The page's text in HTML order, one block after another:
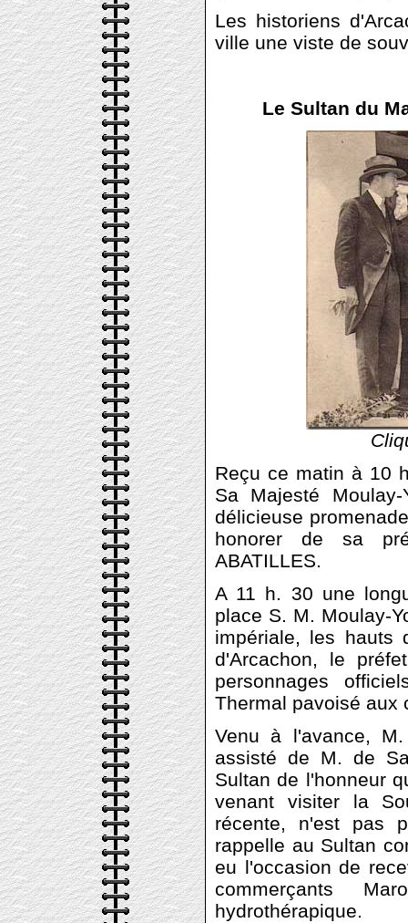
Les historiens
ville une viste de
Le Sultan du
Reçu ce matin à 10
Sa Majesté
délicieuse
honorer de sa
ABATILLES.
A 11 h. 30 une
place S. M. Moulay-
impériale, les hauts
d'Arcachon, le
personnages
Thermal pavoisé aux
Venu à l'avance,
assisté de M. de
Sultan de l'honneur
venant visiter la
récente, n'est pas
rappelle au Sultan
eu l'occasion de
commerçants
hydrothérapique.